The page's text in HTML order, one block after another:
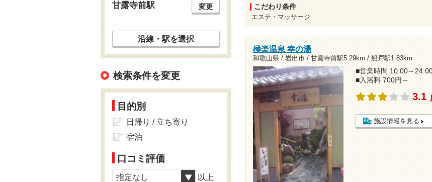
こだわり条件
エステ・マッサージ
極楽温泉 幸の湯
和歌山県 / 岩出市 / 甘露寺前駅5.29km / 船戸駅1.83km
■営業時間 10:00～
■入浴料 700円～
3.1
施設情報を見る
甘露寺前駅 変更
沿線・駅を選択
検索条件を変更
目的別
日帰り / 立ち寄り
宿泊
口コミ評価
指定なし 以上